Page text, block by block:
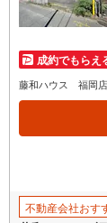
成約でもらえ
藤和ハウス 福岡店
不動産会社おす